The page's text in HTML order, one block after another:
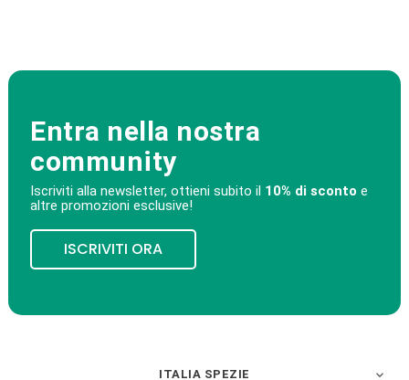
Entra nella nostra
community
Iscriviti alla newsletter, ottieni subito il 10% di sconto e
altre promozioni esclusive!
ISCRIVITI ORA
ITALIA SPEZIE 